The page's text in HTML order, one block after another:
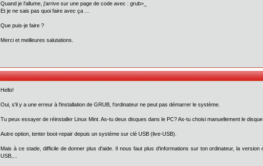
Quand je l'allume, j'arrive sur une page de code avec : grub>_
Et je ne sais pas quoi faire avec ça ...
Que puis-je faire ?
Merci et meilleures salutations.
Hello!
Oui, s'il y a une erreur à l'installation de GRUB, l'ordinateur ne peut pas démarrer le système.
Tu peux essayer de réinstaller Linux Mint. As-tu deux disques dans le PC? As-tu choisi manuellement le
Autre option, tenter boot-repair depuis un système sur clé USB (live-USB).
Mais à ce stade, difficile de donner plus d'aide. Il nous faut plus d'informations sur ton ordinateur, la
USB,...